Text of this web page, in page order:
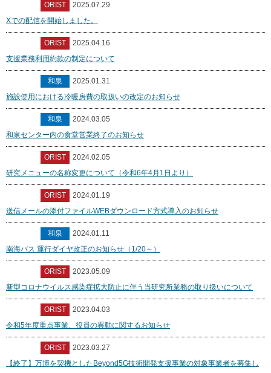
ORIST
2025.07.29
Xでの配信を開始しました。
ORIST
2025.04.16
支援業務利用約款の制定について
和泉
2025.01.31
施設使用における冷暖房費の取扱いの改定のお知らせ
和泉
2024.03.05
和泉センター内の食堂営業終了のお知らせ
ORIST
2024.02.05
研究メニューの名称変更について（令和6年4月1日より）
ORIST
2024.01.19
送信メールの添付ファイルWEBダウンロード方式導入のお知らせ
和泉
2024.01.11
南海バス 運行ダイヤ改正のお知らせ（1/20～）
ORIST
2023.05.09
新型コロナウイルス感染症拡大防止に伴う当研究所業務の取り扱いについて
ORIST
2023.04.03
令和5年度重点事業、役員の異動に関するお知らせ
ORIST
2023.03.27
【終了】万博を契機としたBeyond5G技術開発支援事業の対象事業者を募集し